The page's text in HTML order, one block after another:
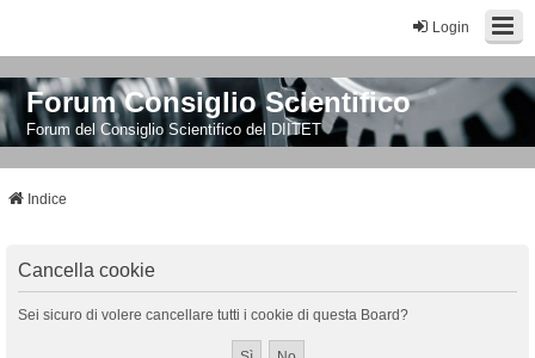
Login
Forum Consiglio Scientifico
Forum del Consiglio Scientifico del DIITET
Indice
Cancella cookie
Sei sicuro di volere cancellare tutti i cookie di questa Board?